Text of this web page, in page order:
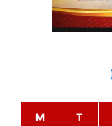
M
T